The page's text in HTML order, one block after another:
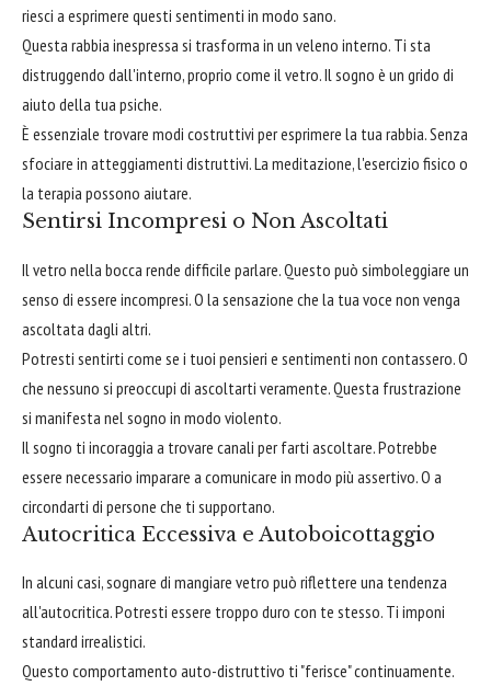
riesci a esprimere questi sentimenti in modo sano.
Questa rabbia inespressa si trasforma in un veleno interno. Ti sta
distruggendo dall'interno, proprio come il vetro. Il sogno è un grido di
aiuto della tua psiche.
È essenziale trovare modi costruttivi per esprimere la tua rabbia. Senza
sfociare in atteggiamenti distruttivi. La meditazione, l'esercizio fisico o
la terapia possono aiutare.
Sentirsi Incompresi o Non Ascoltati
Il vetro nella bocca rende difficile parlare. Questo può simboleggiare un
senso di essere incompresi. O la sensazione che la tua voce non venga
ascoltata dagli altri.
Potresti sentirti come se i tuoi pensieri e sentimenti non contassero. O
che nessuno si preoccupi di ascoltarti veramente. Questa frustrazione
si manifesta nel sogno in modo violento.
Il sogno ti incoraggia a trovare canali per farti ascoltare. Potrebbe
essere necessario imparare a comunicare in modo più assertivo. O a
circondarti di persone che ti supportano.
Autocritica Eccessiva e Autoboicottaggio
In alcuni casi, sognare di mangiare vetro può riflettere una tendenza
all'autocritica. Potresti essere troppo duro con te stesso. Ti imponi
standard irrealistici.
Questo comportamento auto-distruttivo ti "ferisce" continuamente.